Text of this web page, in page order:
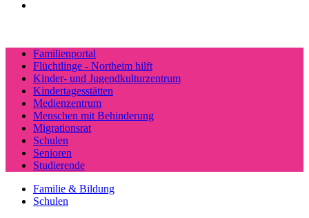
Familienportal
Flüchtlinge - Northeim hilft
Kinder- und Jugendkulturzentrum
Kindertagesstätten
Medienzentrum
Menschen mit Behinderung
Migrationsrat
Schulen
Senioren
Studierende
Familie & Bildung
Schulen